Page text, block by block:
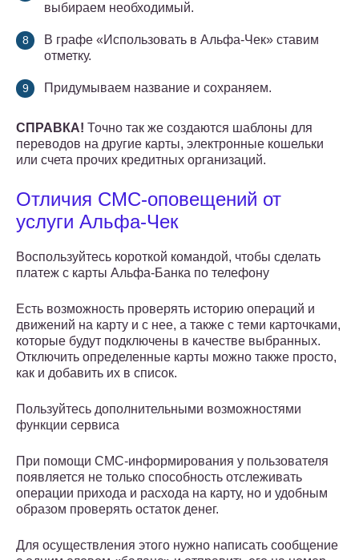
выбираем необходимый.
В графе «Использовать в Альфа-Чек» ставим
отметку.
Придумываем название и сохраняем.
СПРАВКА! Точно так же создаются шаблоны для
переводов на другие карты, электронные кошельки
или счета прочих кредитных организаций.
Отличия СМС-оповещений от
услуги Альфа-Чек
Воспользуйтесь короткой командой, чтобы сделать
платеж с карты Альфа-Банка по телефону
Есть возможность проверять историю операций и
движений на карту и с нее, а также с теми карточками,
которые будут подключены в качестве выбранных.
Отключить определенные карты можно также просто,
как и добавить их в список.
Пользуйтесь дополнительными возможностями
функции сервиса
При помощи СМС-информирования у пользователя
появляется не только способность отслеживать
операции прихода и расхода на карту, но и удобным
образом проверять остаток денег.
Для осуществления этого нужно написать сообщение